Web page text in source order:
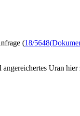
(18/5648
Uran